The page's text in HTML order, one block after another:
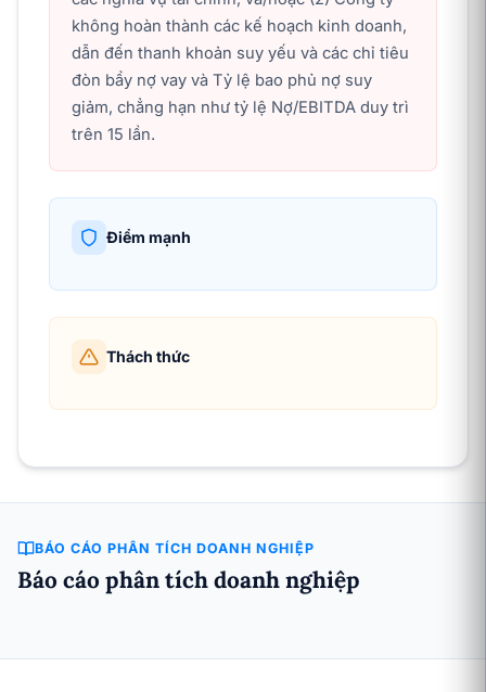
không hoàn thành các kế hoạch kinh doanh,
dẫn đến thanh khoản suy yếu và các chỉ tiêu
đòn bẩy nợ vay và Tỷ lệ bao phủ nợ suy
giảm, chẳng hạn như tỷ lệ Nợ/EBITDA duy trì
trên 15 lần.
Điểm mạnh
Thách thức
BÁO CÁO PHÂN TÍCH DOANH NGHIỆP
Báo cáo phân tích doanh nghiệp